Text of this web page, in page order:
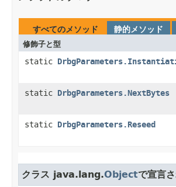
すべてのメソッド 静的メソッド
修飾子と型
static
static DrbgParameters.NextBytes
static DrbgParameters.Reseed
クラス java.lang.Objectで宣言